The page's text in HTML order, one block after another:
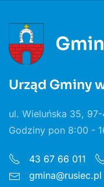
Urząd Gminy
ul. Wieluńska 35,
Godziny pon 8:00 -
43 67 66 011
gmina@rusiec.pl